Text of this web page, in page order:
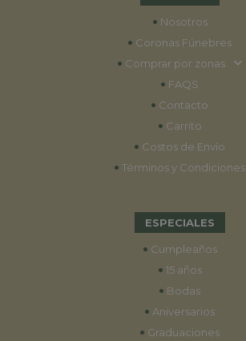
• Nosotros
• Coronas Fúnebres
• Comprar por zonas
• FAQS
• Contacto
• Carrito
• Costos de Envío
• Términos y Condiciones
ESPECIALES
• Cumpleaños
• 15 años
• Bodas
• Aniversarios
• Graduaciones